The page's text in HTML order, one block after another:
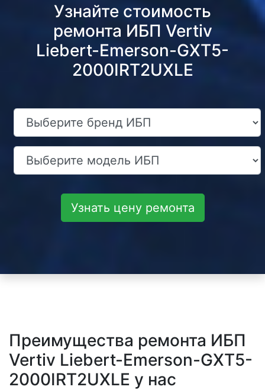
Узнайте стоимость
ремонта ИБП Vertiv
Liebert-Emerson-GXT5-
2000IRT2UXLE
Узнать цену ремонта
Преимущества ремонта ИБП
Vertiv Liebert-Emerson-GXT5-
2000IRT2UXLE у нас